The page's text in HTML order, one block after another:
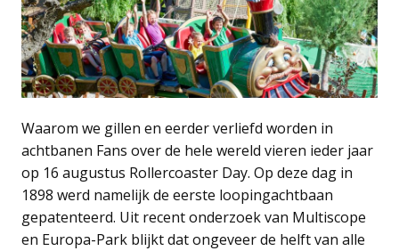
Waarom we gillen en eerder verliefd worden in
achtbanen Fans over de hele wereld vieren ieder jaar
op 16 augustus Rollercoaster Day. Op deze dag in
1898 werd namelijk de eerste loopingachtbaan
gepatenteerd. Uit recent onderzoek van Multiscope
en Europa-Park blijkt dat ongeveer de helft van alle